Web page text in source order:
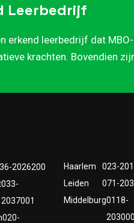
Leerbedrijf
erkend leerbedrijf dat
krachten. Bovendien
2026200
033-
2037001
020-
Haarlem
023-
Leiden
071-
Middelburg0118-
203000